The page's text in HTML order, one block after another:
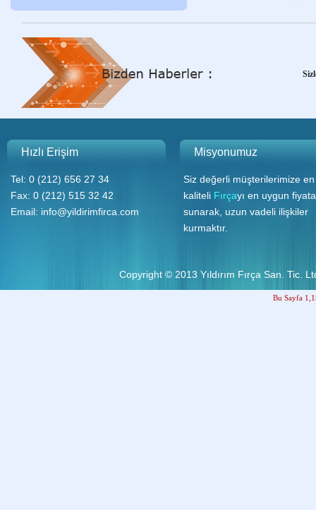
Hızlı Erişim
Tel: 0 (212) 656 27 34
Fax: 0 (212) 515 32 42
Email: info@yildirimfirca.com
Misyonumuz
Siz değerli müşterilerimize en
kaliteli Fırçayı en uygun fiyata
sunarak, uzun vadeli ilişkiler
kurmaktır.
Copyright © 2013Yıldırım Fırça San. Tic.
Bu Sayfa